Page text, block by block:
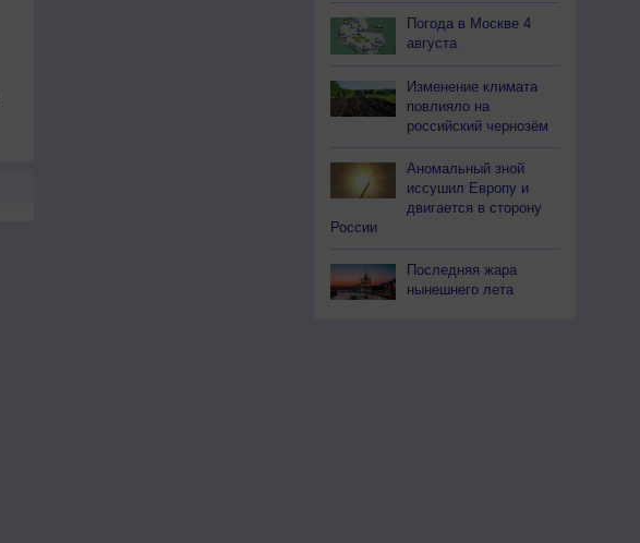
Погода в Москве 4
августа
Изменение климата
повлияло на
российский чернозём
Аномальный зной
иссушил Европу и
двигается в сторону
России
Последняя жара
нынешнего лета